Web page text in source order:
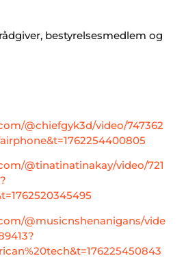
bestyrelsesmedlem og
@chiefgyk3d/video/747362
@tinatinatinakay/video/721
@musicnshenanigans/vide